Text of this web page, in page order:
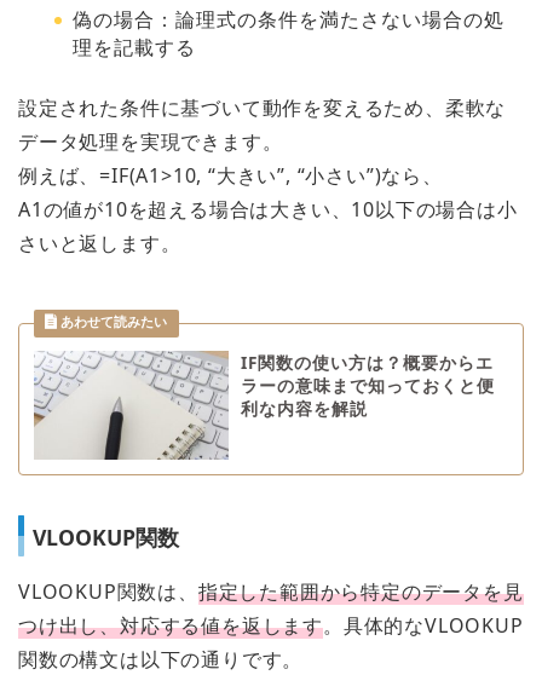
偽の場合：論理式の条件を満たさない場合の処
理を記載する
設定された条件に基づいて動作を変えるため、柔軟な
データ処理を実現できます。
例えば、=IF(A1>10, “大きい”, “小さい”)なら、
A1の値が10を超える場合は大きい、10以下の場合は小
さいと返します。
IF関数の使い方は？概要からエ
ラーの意味まで知っておくと便
利な内容を解説
VLOOKUP関数
VLOOKUP関数は、 指定した範囲から特定のデータを見
つけ出し、対応する値を返します。具体的なVLOOKUP
関数の構文は以下の通りです。